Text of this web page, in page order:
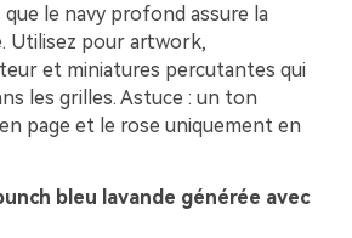
le navy profond assure la
Utilisez pour artwork,
et miniatures percutantes qui
les grilles. Astuce : un ton
page et le rose uniquement en
bleu lavande générée avec